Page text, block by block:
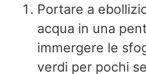
Portare a
acqua in una
immergere le
verdi per pochi